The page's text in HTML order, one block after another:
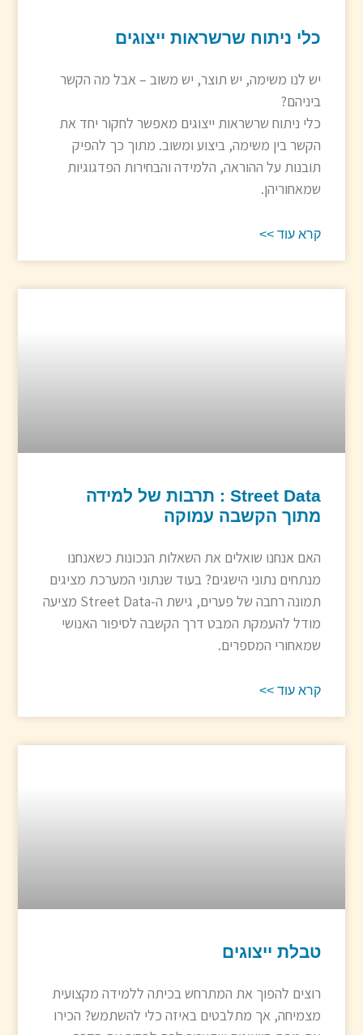
כלי ניתוח שרשראות ייצוגים
יש לנו משימה, יש תוצר, יש משוב – אבל מה הקשר
ביניהם?
כלי ניתוח שרשראות ייצוגים מאפשר לחקור יחד את
הקשר בין משימה, ביצוע ומשוב. מתוך כך להפיק
תובנות על ההוראה, הלמידה והבחירות הפדגוגיות
שמאחוריהן.
קרא עוד >>
Street Data : תרבות של למידה
מתוך הקשבה עמוקה
האם אנחנו שואלים את השאלות הנכונות כשאנחנו
מנתחים נתוני הישגים? בעוד שנתוני המערכת מציגים
תמונה רחבה של פערים, גישת ה-Street Data מציעה
מודל להעמקת המבט דרך הקשבה לסיפור האנושי
שמאחורי המספרים.
קרא עוד >>
טבלת ייצוגים
רוצים להפוך את המתרחש בכיתה ללמידה מקצועית
מצמיחה, אך מתלבטים באיזה כלי להשתמש? הכירו